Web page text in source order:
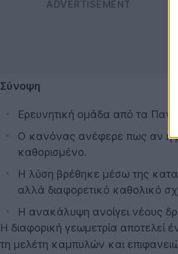
Σύνοψη
Ερευνητική ομάδα από τα
Ο κανόνας ανέφερε πως αν η
καθορισμένο.
Η λύση βρέθηκε μέσω της
αλλά διαφορετικό καθολικό
Η ανακάλυψη ανοίγει νέους
Η διαφορική γεωμετρία αποτελεί
τη μελέτη καμπυλών και